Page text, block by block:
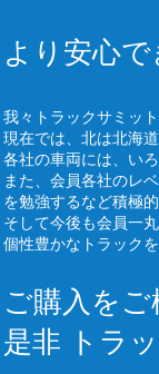
より安心
我々トラックサミッ
現在では、北は北海
各社の車両には、い
また、会員各社のレ
を勉強するなど積極
そして今後も会員一
個性豊かなトラック
ご購入を
是非 トラ